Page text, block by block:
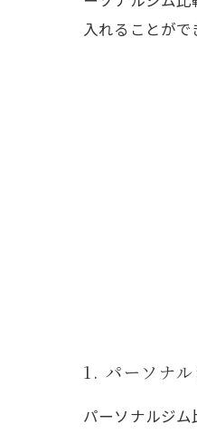
入れることがで
1. パーソナ
パーソナルジ